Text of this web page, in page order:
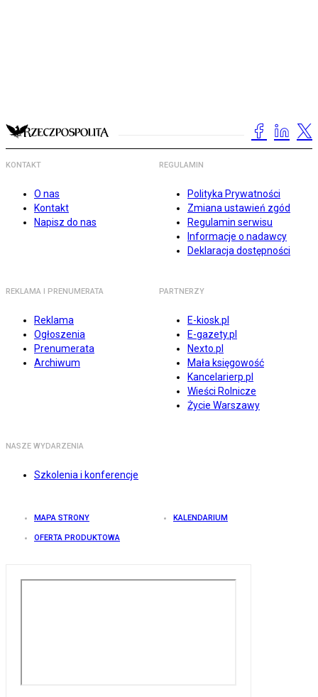
KONTAKT
O nas
Kontakt
Napisz do nas
REGULAMIN
Polityka Prywatności
Zmiana ustawień zgód
Regulamin serwisu
Informacje o nadawcy
Deklaracja dostępności
REKLAMA I PRENUMERATA
Reklama
Ogłoszenia
Prenumerata
Archiwum
PARTNERZY
E-kiosk.pl
E-gazety.pl
Nexto.pl
Mała księgowość
Kancelarierp.pl
Wieści Rolnicze
Życie Warszawy
NASZE WYDARZENIA
Szkolenia i konferencje
MAPA STRONY KALENDARIUM
OFERTA PRODUKTOWA